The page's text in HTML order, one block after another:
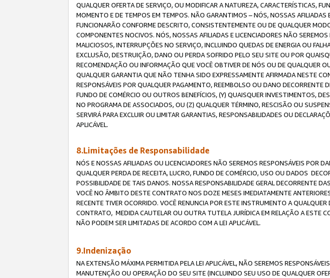
QUALQUER OFERTA DE SERVIÇO, OU MODIFICAR A NATUREZA, CARACTERÍSTICAS,
MOMENTO E DE TEMPOS EM TEMPOS. NÃO GARANTIMOS – NÓS, NOSSAS AFILIADAS
FUNCIONARÃO CONFORME DESCRITO, CONSISTENTEMENTE OU DE QUALQUER
COMPONENTES NOCIVOS. NÓS, NOSSAS AFILIADAS E LICENCIADORES NÃO
MALICIOSOS, INTERRUPÇÕES NO SERVIÇO, INCLUINDO QUEDAS DE ENERGIA OU
EXCLUSÃO, DESTRUIÇÃO, DANO OU PERDA SOFRIDO PELO SEU SITE OU POR
RECOMENDAÇÃO OU INFORMAÇÃO QUE VOCÊ OBTIVER DE NÓS OU DE QUALQUER
QUALQUER GARANTIA QUE NÃO TENHA SIDO EXPRESSAMENTE AFIRMADA NESTE
RESPONSÁVEIS POR QUALQUER PAGAMENTO, REEMBOLSO OU DANO DECORRENTE
FUNDO DE COMÉRCIO OU OUTROS BENEFÍCIOS, (Y) QUAISQUER INVESTIMENTOS,
NO PROGRAMA DE ASSOCIADOS, OU (Z) QUALQUER TÉRMINO, RESCISÃO OU
SERVIRÁ PARA EXCLUIR OU LIMITAR GARANTIAS, RESPONSABILIDADES OU
APLICÁVEL.
8.Limitações de Responsabilidade
NÓS E NOSSAS AFILIADAS OU LICENCIADORES NÃO SEREMOS RESPONSÁVEIS POR
QUALQUER PERDA DE RECEITA, LUCRO, FUNDO DE COMÉRCIO, USO OU DADOS
POSSIBILIDADE DE TAIS DANOS. NOSSA RESPONSABILIDADE GERAL DECORRENTE
VOCÊ NO ÂMBITO DESTE CONTRATO NOS DOZE MESES IMEDIATAMENTE
RECENTE TIVER OCORRIDO. VOCÊ RENUNCIA POR ESTE INSTRUMENTO A
CONTRATO, MEDIDA CAUTELAR OU OUTRA TUTELA JURÍDICA EM RELAÇÃO A ESTE
NÃO PODEM SER LIMITADAS DE ACORDO COM A LEI APLICÁVEL.
9.Indenização
NA EXTENSÃO MÁXIMA PERMITIDA PELA LEI APLICÁVEL, NÃO SEREMOS
MANUTENÇÃO OU OPERAÇÃO DO SEU SITE (INCLUINDO SEU USO DE QUALQUER